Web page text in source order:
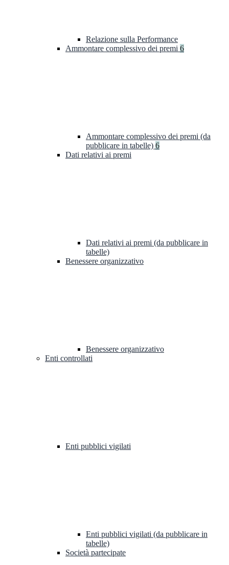
Relazione sulla Performance
Ammontare complessivo dei premi 6
Ammontare complessivo dei premi (da
pubblicare in tabelle) 6
Dati relativi ai premi
Dati relativi ai premi (da pubblicare in
tabelle)
Benessere organizzativo
Benessere organizzativo
Enti controllati
Enti pubblici vigilati
Enti pubblici vigilati (da pubblicare in
tabelle)
Società partecipate